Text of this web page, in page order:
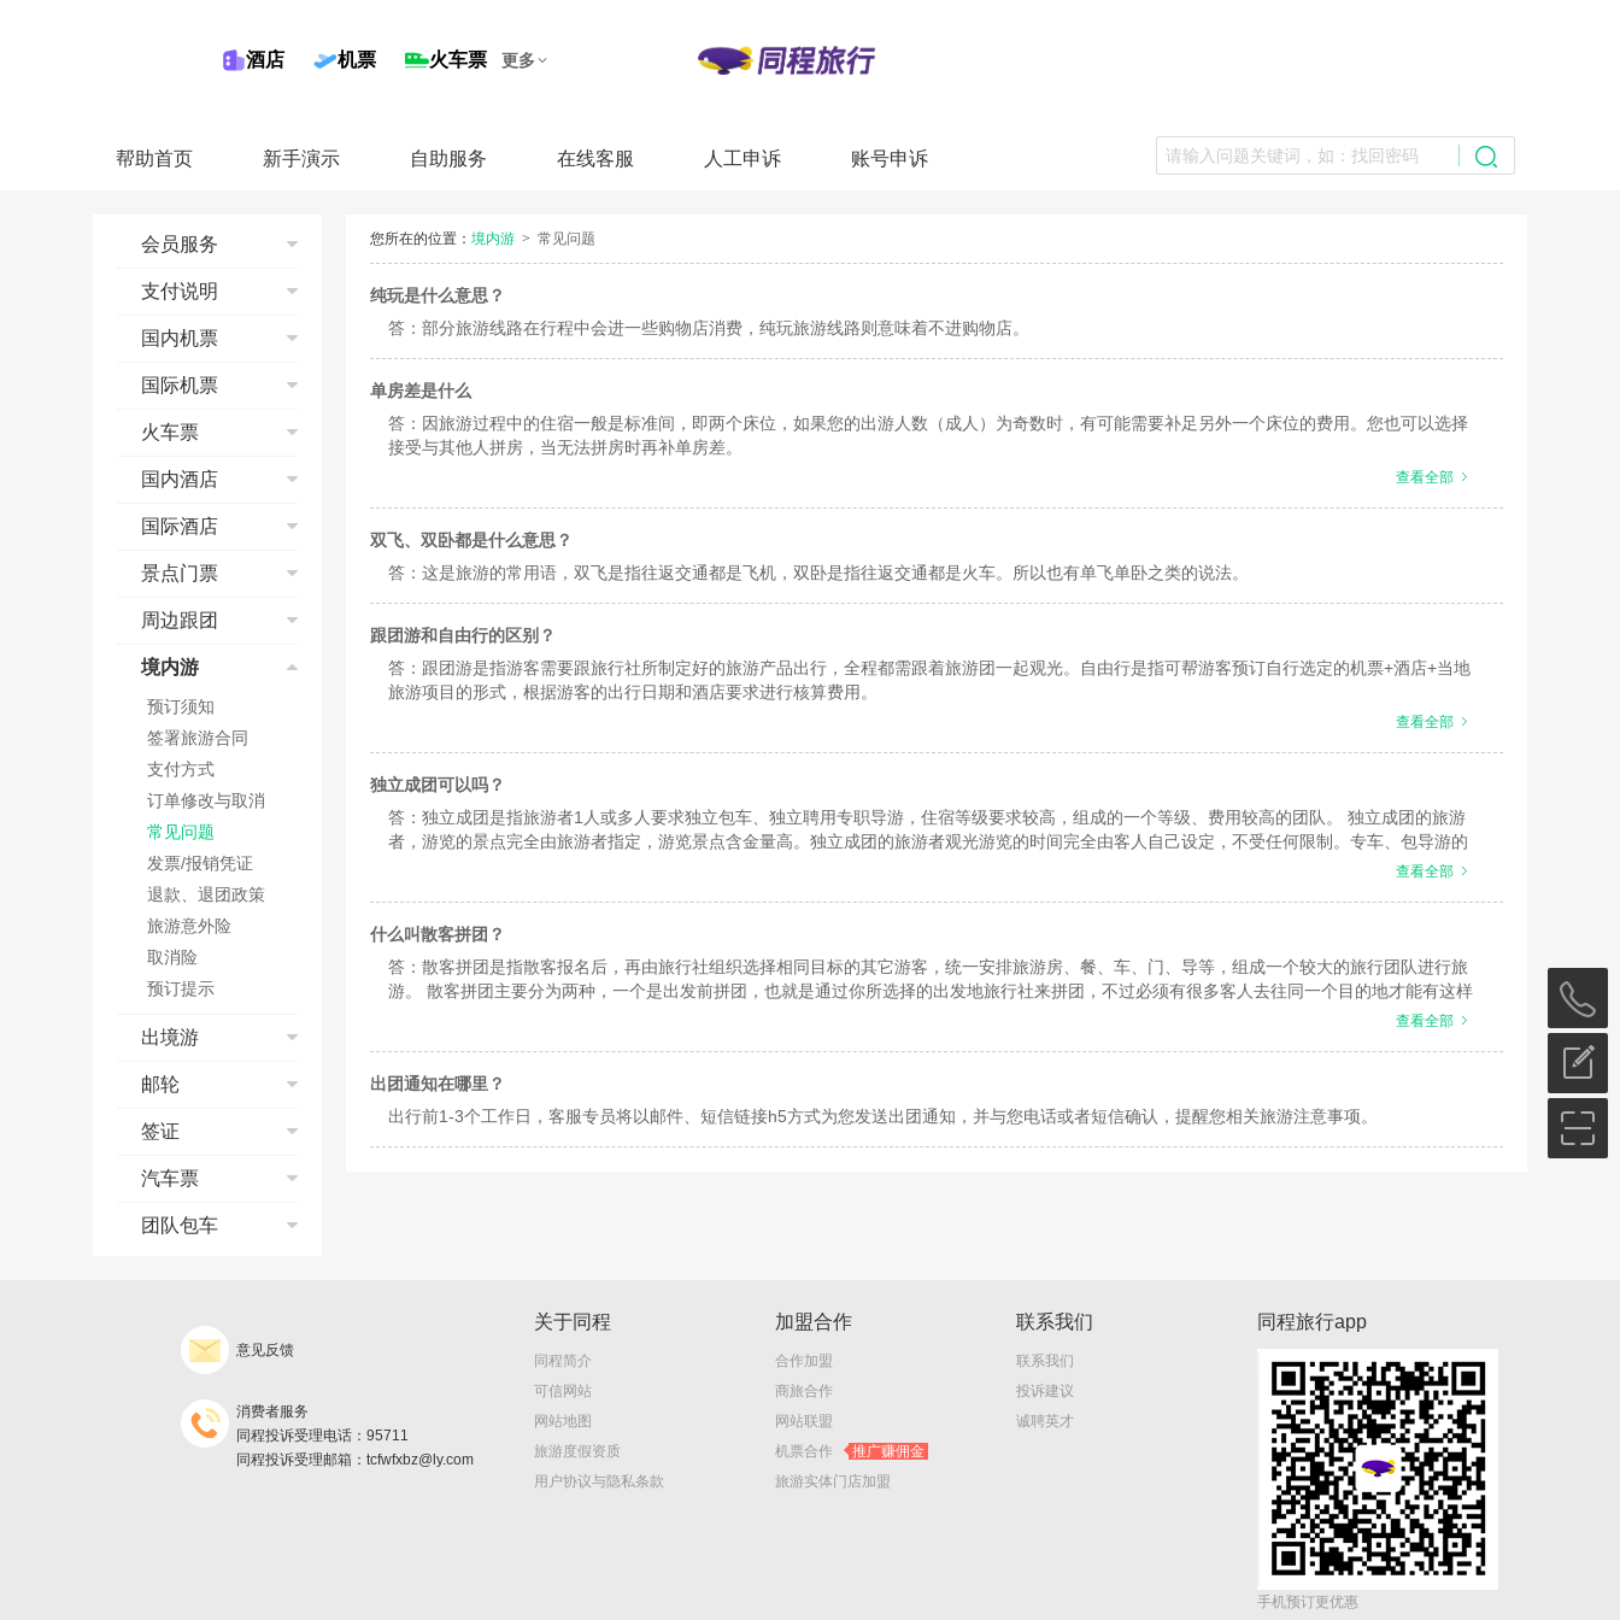
酒店 机票 火车票 更多
帮助首页 新手演示 自助服务 在线客服 人工申诉 账号申诉
会员服务
注册同程会员
修改手机
修改会员资料
奖金账户
会员等级
联系我们
短信和邮箱问题
支付说明
信用卡
第三方平台
国内机票
国内机票流程演示
预订
支付
机票报销
退改签
值机
安检
国际机票
国际机票流程
预订
支付
退票、改签
乘机
其他
火车票
预订须知
改签
取票&报销凭证
电子客票
学生票
国内酒店
酒店流程演示
如何预订酒店
订单填写常见问题
办理入住及延住
信用卡担保
酒店类型
酒店价格
国际酒店
酒店搜索
国际酒店价格
入住及退房
景点门票
景点流程演示
取票说明
订单确认
订单查询及状态说
明
订单修改与取消
点评及满意度
客服电话及工作时
间
放心订服务承诺
周边跟团
红包相关
境内游
预订须知
签署旅游合同
支付方式
订单修改与取消
常见问题
发票/报销凭证
退款、退团政策
旅游意外险
取消险
预订提示
出境游
出境游流程演示
签署旅游合同
支付方式
订单修改与取消
旅游保险问题
邮轮
邮轮流程演示
支付宝典
合同签约
订单查询
不得不知的邮轮常
邮轮怎么玩儿
签证
个签常见问题
汽车票
常见问题
产品预订协议
团队包车
您所在的位置： 境内游 > 常见问题
纯玩是什么意思？
答：部分旅游线路在行程中会进一些购物店消费，纯玩旅游线路则意味着不进购物店。
单房差是什么
答：因旅游过程中的住宿一般是标准间，即两个床位，如果您的出游人数（成人）为奇数时，有可能需要补足另外一个床位的费用。您也可以选择
接受与其他人拼房，当无法拼房时再补单房差。
查看全部
双飞、双卧都是什么意思？
答：这是旅游的常用语，双飞是指往返交通都是飞机，双卧是指往返交通都是火车。所以也有单飞单卧之类的说法。
跟团游和自由行的区别？
答：跟团游是指游客需要跟旅行社所制定好的旅游产品出行，全程都需跟着旅游团一起观光。自由行是指可帮游客预订自行选定的机票+酒店+当地
旅游项目的形式，根据游客的出行日期和酒店要求进行核算费用。
查看全部
独立成团可以吗？
答：独立成团是指旅游者1人或多人要求独立包车、独立聘用专职导游，住宿等级要求较高，组成的一个等级、费用较高的团队。 独立成团的旅游
者，游览的景点完全由旅游者指定，游览景点含金量高。独立成团的旅游者观光游览的时间完全由客人自己设定，不受任何限制。专车、包导游的
优质服务。人性化、高品质的游览、使你的这次旅游的质量，接受服务的档次得到极大的提升。 独立成团就是同一个单位或组织形成的自然团.团
查看全部
什么叫散客拼团？
答：散客拼团是指散客报名后，再由旅行社组织选择相同目标的其它游客，统一安排旅游房、餐、车、门、导等，组成一个较大的旅行团队进行旅
游。 散客拼团主要分为两种，一个是出发前拼团，也就是通过你所选择的出发地旅行社来拼团，不过必须有很多客人去往同一个目的地才能有这样
的条件，而且也只有一些大型旅行社，拥有众多客源才可能办到。因此现在第二种散客拼团的形式比较多，也就是游客自己前往目的地，到达当地
查看全部
出团通知在哪里？
出行前1-3个工作日，客服专员将以邮件、短信链接h5方式为您发送出团通知，并与您电话或者短信确认，提醒您相关旅游注意事项。
意见反馈
消费者服务
同程投诉受理电话：95711
同程投诉受理邮箱：tcfwfxbz@ly.com
关于同程
同程简介
可信网站
网站地图
旅游度假资质
用户协议与隐私条款
加盟合作
合作加盟
商旅合作
网站联盟
机票合作
推广赚佣金
旅游实体门店加盟
联系我们
联系我们
投诉建议
诚聘英才
同程旅行app
手机预订更优惠